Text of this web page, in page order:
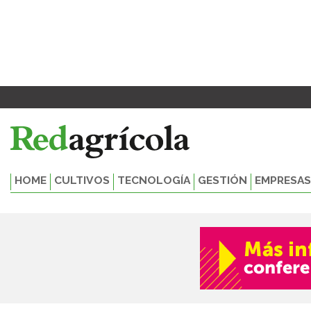
HOME CULTIVOS TECNOLOGÍA GESTIÓN EMPRESAS